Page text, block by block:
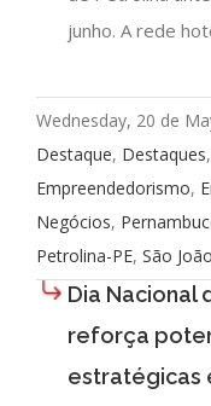
junho. A rede
Wednesday, 20 de
Destaque, Destaques,
Empreendedorismo,
Negócios,
Petrolina-PE, São João
Dia Nacional
reforça
estratégicas